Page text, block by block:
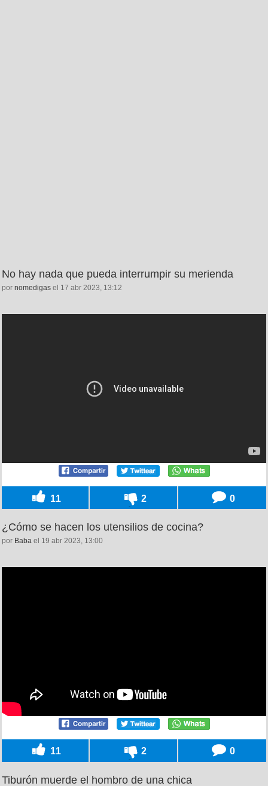
No hay nada que pueda interrumpir su merienda
por nomedigas el 17 abr 2023, 13:12
11 2 0
¿Cómo se hacen los utensilios de cocina?
por Baba el 19 abr 2023, 13:00
11 2 0
Tiburón muerde el hombro de una chica